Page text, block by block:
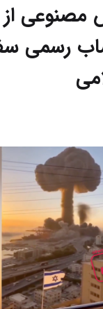
از
رسمی